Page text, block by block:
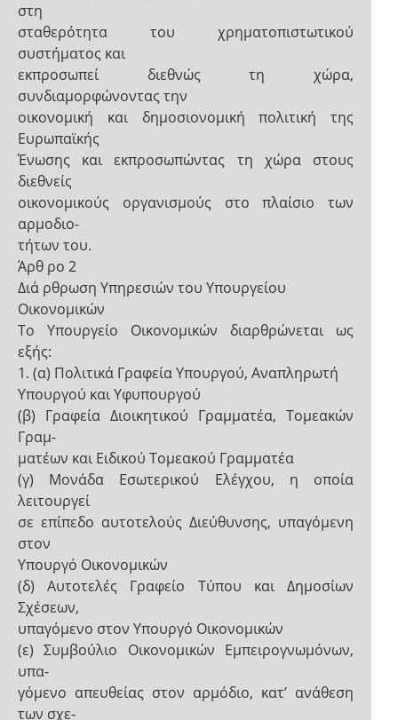
στη
σταθερότητα του χρηματοπιστωτικού
συστήματος και
εκπροσωπεί διεθνώς τη χώρα,
συνδιαμορφώνοντας την
οικονομική και δημοσιονομική πολιτική της
Ευρωπαϊκής
Ένωσης και εκπροσωπώντας τη χώρα στους
διεθνείς
οικονομικούς οργανισμούς στο πλαίσιο των
αρμοδιο-
τήτων του.
Άρθ ρο 2
Διά ρθρωση Υπηρεσιών του Υπουργείου
Οικονομικών
Το Υπουργείο Οικονομικών διαρθρώνεται ως
εξής:
1. (α) Πολιτικά Γραφεία Υπουργού, Αναπληρωτή
Υπουργού και Υφυπουργού
(β) Γραφεία Διοικητικού Γραμματέα, Τομεακών
Γραμ-
ματέων και Ειδικού Τομεακού Γραμματέα
(γ) Μονάδα Εσωτερικού Ελέγχου, η οποία
λειτουργεί
σε επίπεδο αυτοτελούς Διεύθυνσης, υπαγόμενη
στον
Υπουργό Οικονομικών
(δ) Αυτοτελές Γραφείο Τύπου και Δημοσίων
Σχέσεων,
υπαγόμενο στον Υπουργό Οικονομικών
(ε) Συμβούλιο Οικονομικών Εμπειρογνωμόνων,
υπα-
γόμενο απευθείας στον αρμόδιο, κατ’ ανάθεση
των σχε-